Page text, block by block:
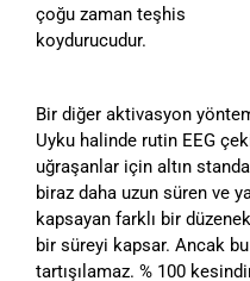
çoğu zaman teşhis
koydurucudur.
Bir diğer aktivasyon
Uyku halinde rutin EEG
uğraşanlar için altın
biraz daha uzun süren ve
kapsayan farklı bir
bir süreyi kapsar. Ancak
tartışılamaz. % 100